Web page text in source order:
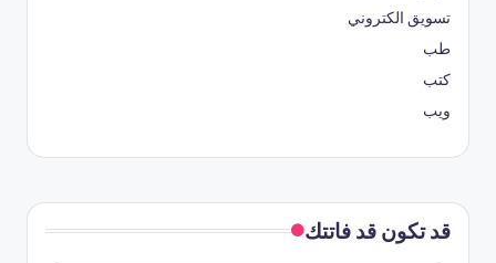
تسويق الكتروني
طب
كتب
ويب
قد تكون قد فاتتك